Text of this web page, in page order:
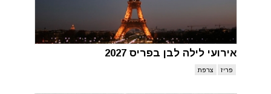
אירועי לילה לבן בפריס 2027
פריז צרפת